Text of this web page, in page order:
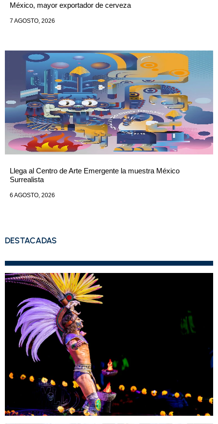
México, mayor exportador de cerveza
7 AGOSTO, 2026
Llega al Centro de Arte Emergente la muestra México
Surrealista
6 AGOSTO, 2026
DESTACADAS